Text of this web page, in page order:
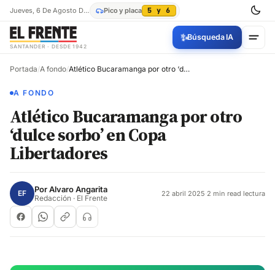
Jueves, 6 De Agosto De 2026 Pico y placa 5 y 6
SANTANDER · DESDE 1942
✨Búsqueda IA
Portada/A fondo/ Atlético Bucaramanga por otro ‘dulce sorbo’ en Copa Libertadores
A FONDO
Atlético Bucaramanga por otro
‘dulce sorbo’ en Copa
Libertadores
EF PorAlvaro Angarita
Redacción · El Frente 22 abril 2025·2 min read lectura